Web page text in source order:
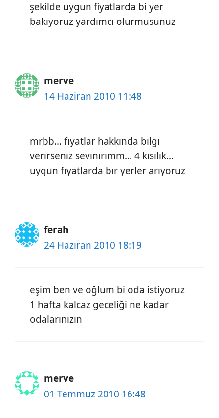
şekilde uygun fiyatlarda bi yer
bakıyoruz yardımcı olurmusunuz
merve
14 Haziran 2010 11:48
mrbb… fıyatlar hakkında bılgı
verırsenız sevınırımm… 4 kısılık…
uygun fıyatlarda bır yerler arıyoruz
ferah
24 Haziran 2010 18:19
eşim ben ve oğlum bi oda istiyoruz
1 hafta kalcaz geceliği ne kadar
odalarınızın
merve
01 Temmuz 2010 16:48